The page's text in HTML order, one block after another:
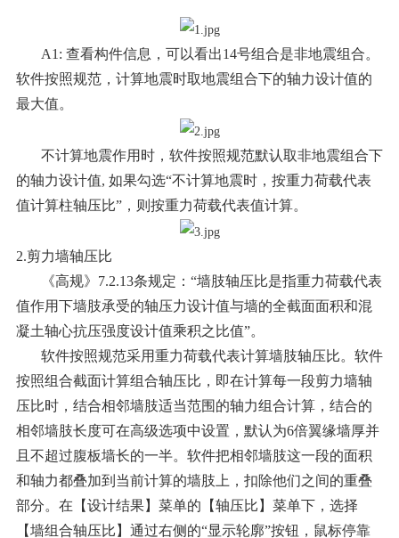
A1: 查看构件信息，可以看出14号组合是非地震组合。
软件按照规范，计算地震时取地震组合下的轴力设计值的
最大值。
不计算地震作用时，软件按照规范默认取非地震组合下
的轴力设计值, 如果勾选“不计算地震时，按重力荷载代表
值计算柱轴压比”，则按重力荷载代表值计算。
2.剪力墙轴压比
《高规》7.2.13条规定：“墙肢轴压比是指重力荷载代表
值作用下墙肢承受的轴压力设计值与墙的全截面面积和混
凝土轴心抗压强度设计值乘积之比值”。
软件按照规范采用重力荷载代表计算墙肢轴压比。软件
按照组合截面计算组合轴压比，即在计算每一段剪力墙轴
压比时，结合相邻墙肢适当范围的轴力组合计算，结合的
相邻墙肢长度可在高级选项中设置，默认为6倍翼缘墙厚并
且不超过腹板墙长的一半。软件把相邻墙肢这一段的面积
和轴力都叠加到当前计算的墙肢上，扣除他们之间的重叠
部分。在【设计结果】菜单的【轴压比】菜单下，选择
【墙组合轴压比】通过右侧的“显示轮廓”按钮，鼠标停靠